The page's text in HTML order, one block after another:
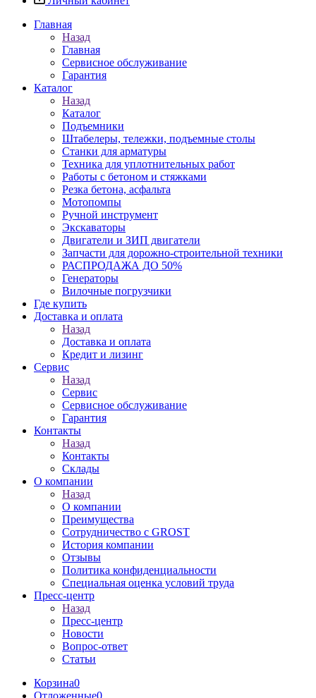
Главная
Назад
Главная
Сервисное обслуживание
Гарантия
Каталог
Назад
Каталог
Подъемники
Штабелеры, тележки, подъемные столы
Станки для арматуры
Техника для уплотнительных работ
Работы с бетоном и стяжками
Резка бетона, асфальта
Мотопомпы
Ручной инструмент
Экскаваторы
Двигатели и ЗИП двигатели
Запчасти для дорожно-строительной техники
РАСПРОДАЖА ДО 50%
Генераторы
Вилочные погрузчики
Где купить
Доставка и оплата
Назад
Доставка и оплата
Кредит и лизинг
Сервис
Назад
Сервис
Сервисное обслуживание
Гарантия
Контакты
Назад
Контакты
Склады
О компании
Назад
О компании
Преимущества
Сотрудничество с GROST
История компании
Отзывы
Политика конфиденциальности
Специальная оценка условий труда
Пресс-центр
Назад
Пресс-центр
Новости
Вопрос-ответ
Статьи
Корзина0
Отложенные0